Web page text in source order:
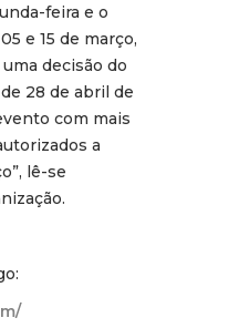
feira e o
e 15 de março,
decisão do
28 de abril de
com mais
a
lê-se